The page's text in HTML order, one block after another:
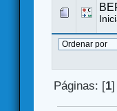
Páginas: [1